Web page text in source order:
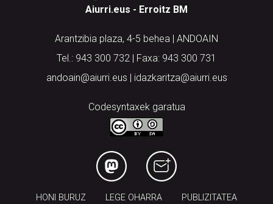
Aiurri.eus - Erroitz BM
Arantzibia plaza, 4-5 behea | ANDOAIN
Tel.: 943 300 732 | Faxa: 943 300 731
andoain@aiurri.eus | idazkaritza@aiurri.eus
Codesyntaxek garatua
HONI BURUZ LEGE OHARRA PUBLIZITATEA